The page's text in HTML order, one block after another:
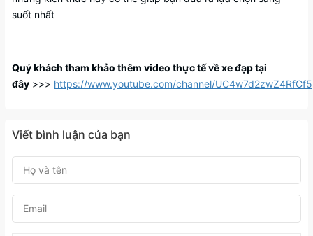
suốt nhất
Quý khách tham khảo thêm video thực tế về xe đạp tại
đây >>> https://www.youtube.com/channel/
Viết bình luận của bạn